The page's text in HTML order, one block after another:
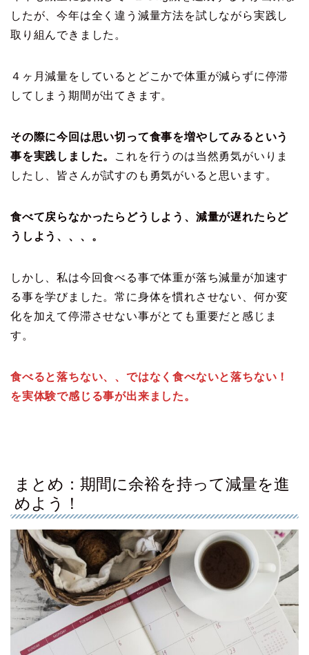
したが、今年は全く違う減量方法を試しながら実践し
取り組んできました。
４ヶ月減量をしているとどこかで体重が減らずに停滞
してしまう期間が出てきます。
その際に今回は思い切って食事を増やしてみるという
事を実践しました。
これを行うのは当然勇気がいりま
したし、皆さんが試すのも勇気がいると思います。
食べて戻らなかったらどうしよう、減量が遅れたらど
うしよう、、、。
しかし、私は今回食べる事で体重が落ち減量が加速す
る事を学びました。常に身体を慣れさせない、何か変
化を加えて停滞させない事がとても重要だと感じま
す。
食べると落ちない、、ではなく食べないと落ちない！
を実体験で感じる事が出来ました。
まとめ：期間に余裕を持って減量を進
めよう！